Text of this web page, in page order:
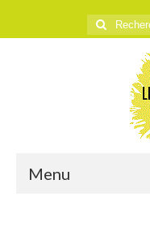
Rechercher
:
Menu